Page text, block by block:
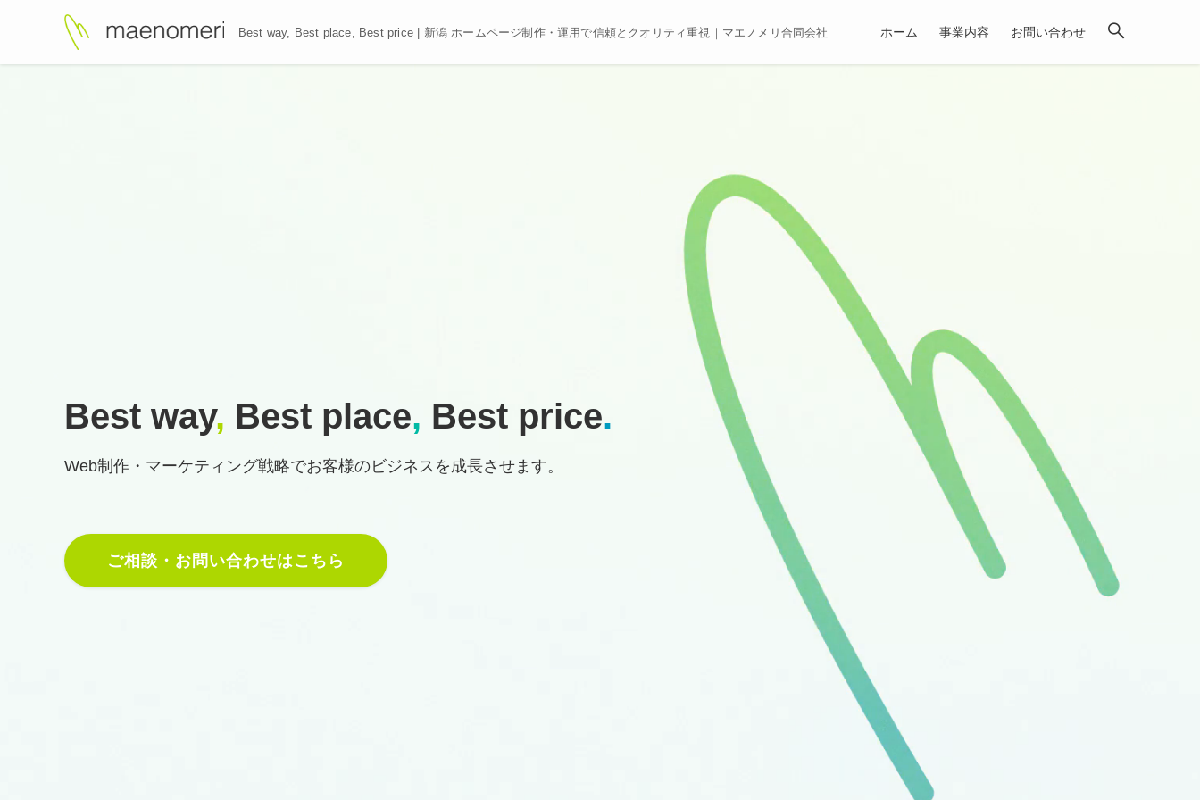
Best way, Best place, Best price | 新潟 ホームページ制作・運用で信頼とクオリティ重視｜マエノメリ合同会社 ホーム 事業内容 お問い合わせ
Best way, Best place, Best price.
Web制作・マーケティング戦略でお客様のビジネスを成長させます。
ご相談・お問い合わせはこちら